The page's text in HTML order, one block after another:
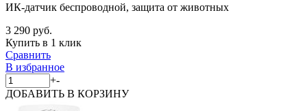
ИК-датчик беспроводной, защита от животных
3 290 руб.
Купить в 1 клик
Сравнить
В избранное
+-
ДОБАВИТЬ В КОРЗИНУ